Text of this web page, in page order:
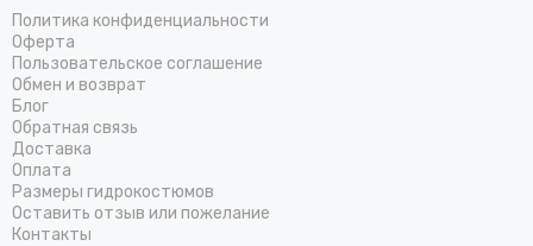
Политика конфиденциальности
Оферта
Пользовательское соглашение
Обмен и возврат
Блог
Обратная связь
Доставка
Оплата
Размеры гидрокостюмов
Оставить отзыв или пожелание
Контакты